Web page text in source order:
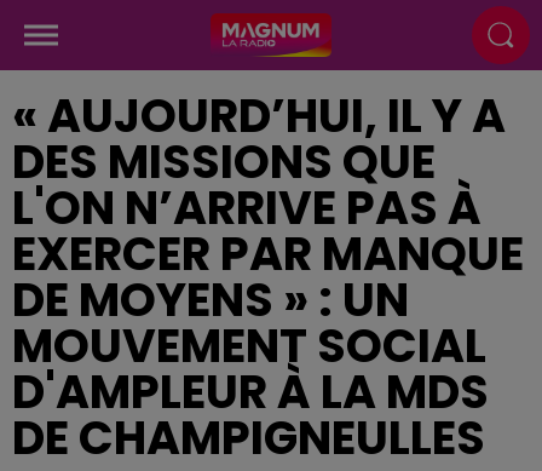
« AUJOURD’HUI, IL Y A
DES MISSIONS QUE
L'ON N’ARRIVE PAS À
EXERCER PAR MANQUE
DE MOYENS » : UN
MOUVEMENT SOCIAL
D'AMPLEUR À LA MDS
DE CHAMPIGNEULLES